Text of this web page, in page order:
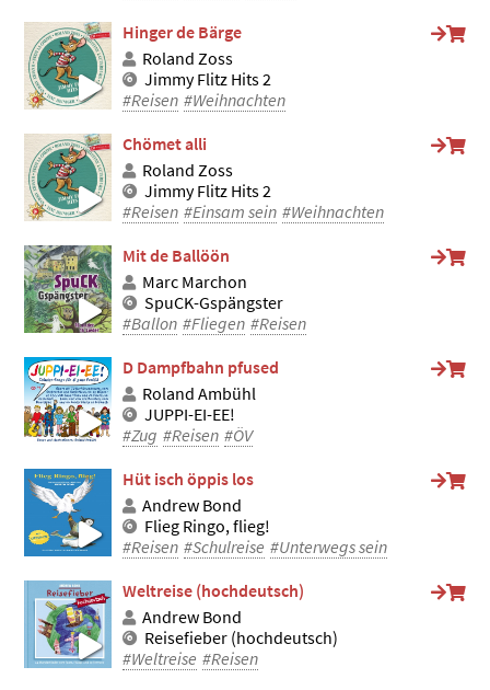
Hinger de Bärge
Roland Zoss
Jimmy Flitz Hits 2
#Reisen #Weihnachten
Chömet alli
Roland Zoss
Jimmy Flitz Hits 2
#Reisen #Einsam sein #Weihnachten
Mit de Ballöön
Marc Marchon
SpuCK-Gspängster
#Ballon #Fliegen #Reisen
D Dampfbahn pfused
Roland Ambühl
JUPPI-EI-EE!
#Zug #Reisen #ÖV
Hüt isch öppis los
Andrew Bond
Flieg Ringo, flieg!
#Reisen #Schulreise #Unterwegs sein
Weltreise (hochdeutsch)
Andrew Bond
Reisefieber (hochdeutsch)
#Weltreise #Reisen